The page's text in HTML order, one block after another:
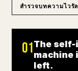
สำรวจบทความไวรั
01The self-
machine
left.